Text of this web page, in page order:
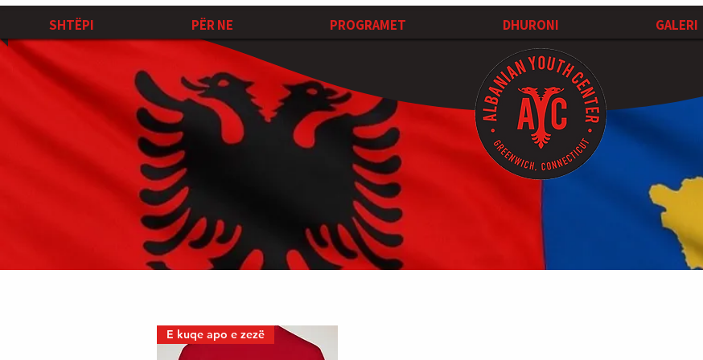
SHTËPI PËR NE PROGRAMET DHURONI GALERI
E kuqe apo e zezë